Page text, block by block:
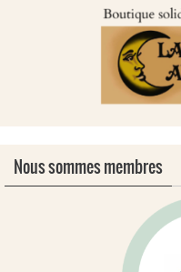
Nous sommes membres